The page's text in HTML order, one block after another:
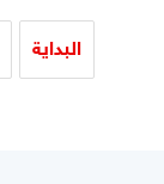
البداية